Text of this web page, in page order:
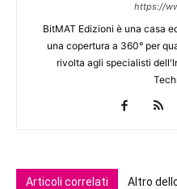
https://
BitMAT Edizioni è una casa
una copertura a 360° per
rivolta agli specialisti
Articoli correlati Altro